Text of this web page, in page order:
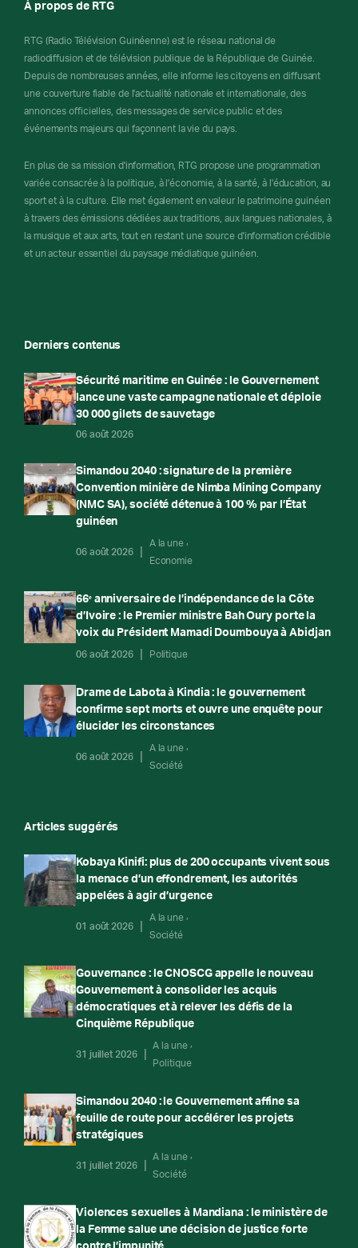
À propos de RTG
RTG (Radio Télévision Guinéenne) est le réseau national de
radiodiffusion et de télévision publique de la République de Guinée.
Depuis de nombreuses années, elle informe les citoyens en diffusant
une couverture fiable de l'actualité nationale et internationale, des
annonces officielles, des messages de service public et des
événements majeurs qui façonnent la vie du pays.
En plus de sa mission d'information, RTG propose une programmation
variée consacrée à la politique, à l'économie, à la santé, à l'éducation, au
sport et à la culture. Elle met également en valeur le patrimoine guinéen
à travers des émissions dédiées aux traditions, aux langues nationales, à
la musique et aux arts, tout en restant une source d'information crédible
et un acteur essentiel du paysage médiatique guinéen.
Derniers contenus
Sécurité maritime en Guinée : le Gouvernement
lance une vaste campagne nationale et déploie
30 000 gilets de sauvetage
06 août 2026
Simandou 2040 : signature de la première
Convention minière de Nimba Mining Company
(NMC SA), société détenue à 100 % par l’État
guinéen
06 août 2026
A la une
Economie
66ᵉ anniversaire de l’indépendance de la Côte
d’Ivoire : le Premier ministre Bah Oury porte la
voix du Président Mamadi Doumbouya à Abidjan
06 août 2026 Politique
Drame de Labota à Kindia : le gouvernement
confirme sept morts et ouvre une enquête pour
élucider les circonstances
06 août 2026
A la une
Société
Articles suggérés
Kobaya Kinifi: plus de 200 occupants vivent sous
la menace d’un effondrement, les autorités
appelées à agir d’urgence
01 août 2026
A la une
Société
Gouvernance : le CNOSCG appelle le nouveau
Gouvernement à consolider les acquis
démocratiques et à relever les défis de la
Cinquième République
31 juillet 2026
A la une
Politique
Simandou 2040 : le Gouvernement affine sa
feuille de route pour accélérer les projets
stratégiques
31 juillet 2026
A la une
Société
Violences sexuelles à Mandiana : le ministère de
la Femme salue une décision de justice forte